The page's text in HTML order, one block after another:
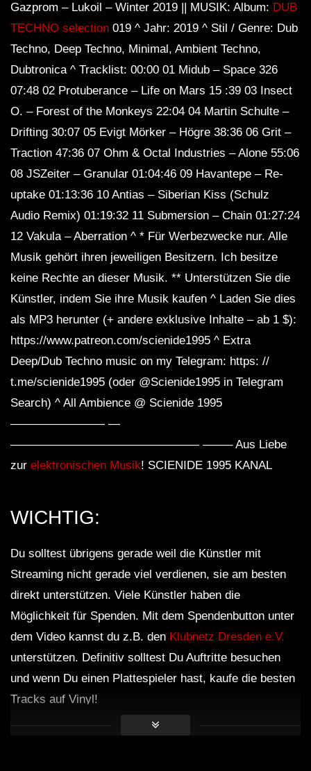
Gazprom – Lukoil – Winter 2019 || MUSIK: Album: DUB
TECHNO selection 019 ^ Jahr: 2019 ^ Stil / Genre: Dub
Techno, Deep Techno, Minimal, Ambient Techno,
Dubtronica ^ Tracklist: 00:00 01 Midub – Space 326
07:48 02 Protuberance – Life on Mars 15 :39 03 Insect
O. – Forest of the Monkeys 22:04 04 Martin Schulte –
Drifting 30:07 05 Evigt Mörker – Högre 38:36 06 Grit –
Traction 47:36 07 Ohm & Octal Industries – Alone 55:06
08 JSZeiter – Granular 01:04:46 09 Havantepe – Re-
uptake 01:13:36 10 Antias – Siberian Kiss (Schulz
Audio Remix) 01:19:32 11 Submersion – Chain 01:27:24
12 Vakula – Aberration ^ * Für Werbezwecke nur. Alle
Musik gehört ihren jeweiligen Besitzern. Ich besitze
keine Rechte an dieser Musik. ** Unterstützen Sie die
Künstler, indem Sie ihre Musik kaufen ^ Laden Sie dies
als MP3 herunter (+ andere exklusive Inhalte – ​​ab 1 $):
https://www.patreon.com/scienide1995 ^ Extra
Deep/Dub Techno music on my Telegram: https: //
t.me/scienide1995 (oder @Scienide1995 in Telegram
Search) ^ All Ambience @ Scienide 1995
———————— —
———————————————— ——– Aus Liebe
zur elektronischen Musik! SCIENIDE 1995 KANAL
WICHTIG:
Du solltest übrigens gerade weil die Künstler mit
Streaming nicht gerade viel verdienen, sie am besten
direkt unterstützen. Viele Künstler haben die
Möglichkeit für Spenden. Mit dem Spendenbutton unter
dem Video kannst du z.B. den Klubnetz Dresden e.V.
unterstützen. Definitiv solltest Du Auftritte besuchen
und wenn Du einen Plattespieler hast, kaufe die besten
Tracks auf Vinyl!